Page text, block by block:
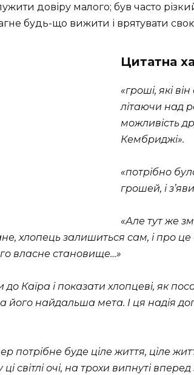
довіру малого; був часто
будь-що вижити і врятувати
Цитатна
«гроші, які
літаючи над
можливість
Кембриджі».
«потрібно
грошей, і
«Але тут же
хлопець залишиться сам, і про
власне становище…»
Каїра і показати хлопцеві, як
його найдальша мета. І ця надія
потрiбне буде цiле життя, цiле
цi свiтлi очi, на трохи випнутi